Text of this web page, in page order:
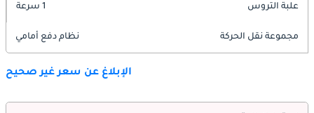
علبة التروس 1 سرعة
مجموعة نقل الحركة نظام دفع أمامي
الإبلاغ عن سعر غير صحيح